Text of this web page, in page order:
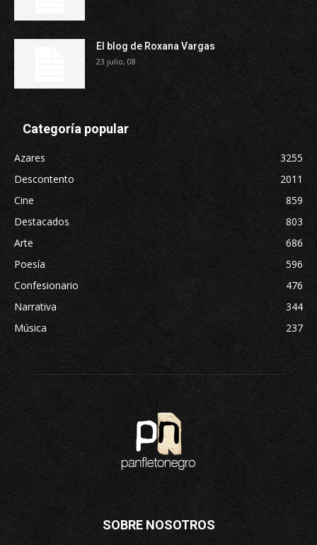
El blog de Roxana Vargas
23 julio, 08
Categoría popular
Azares
3255
Descontento
2011
Cine
859
Destacados
803
Arte
686
Poesía
596
Confesionario
476
Narrativa
344
Música
237
SOBRE NOSOTROS